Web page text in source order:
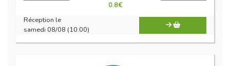
0.8€
Réception le
samedi 08/08 (10:00)